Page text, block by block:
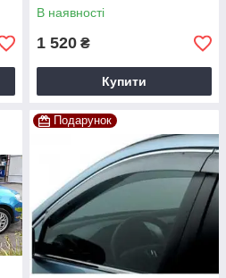
В наявності
1 520 ₴
Купити
Подарунок